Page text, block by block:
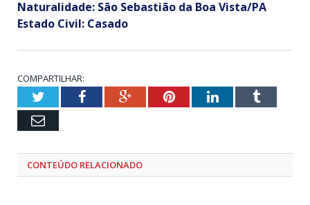
Naturalidade: São Sebastião da Boa Vista/PA
Estado Civil: Casado
COMPARTILHAR:
TwitterFacebookGoogle+PinterestLinkedInTumblr
Email
CONTEÚDO RELACIONADO